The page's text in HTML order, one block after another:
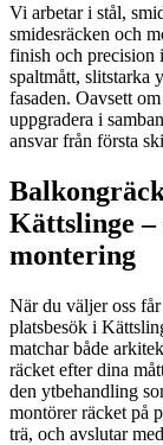
Vi arbetar i stål,
smidesräcken och
finish och precision
spaltmått, slitstarka
fasaden. Oavsett
uppgradera i
ansvar från första
Kättslinge –
montering
När du väljer oss
platsbesök i
matchar både
räcket efter dina
den ytbehandling
montörer räcket på
trä, och avslutar